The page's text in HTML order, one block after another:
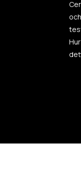
och